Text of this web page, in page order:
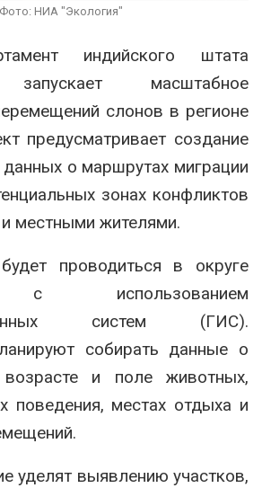
Фото: НИА "Экология"
индийского штата
масштабное
слонов в регионе
предусматривает создание
о маршрутах миграции
зонах конфликтов
местными жителями.
проводиться в округе
с использованием
систем (ГИС).
собирать данные о
и поле животных,
поведения, местах отдыха и
уделят выявлению участков,